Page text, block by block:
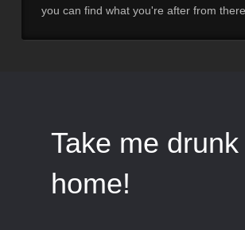
you can find what you're after from there.
Take me drunk
home!